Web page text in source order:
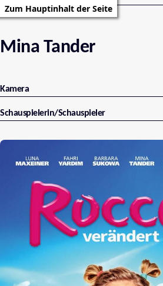
Zum Hauptinhalt der Seite
Mina Tander
Kamera
Schauspielerin/Schauspieler